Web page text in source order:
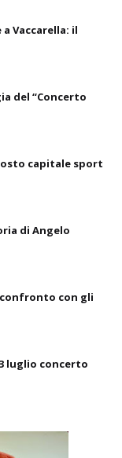
a Vaccarella: il
del “Concerto
capitale sport
di Angelo
con gli
luglio concerto